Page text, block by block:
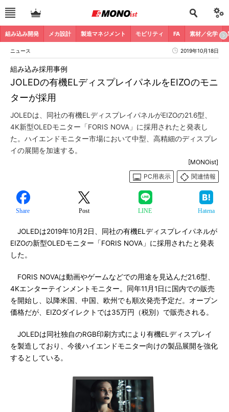
組み込み開発 メカ設計 製造マネジメント モビリティ FA 素材／化学
ニュース 2019年10月18日
JOLEDの有機ELディスプレイパネルをEIZOのモニ
ターが採用
組み込み採用事例
JOLEDは、同社の有機ELディスプレイパネルがEIZOの21.6型、
4K新型OLEDモニター「FORIS NOVA」に採用されたと発表し
た。ハイエンドモニター市場において中型、高精細のディスプレ
イの展開を加速する。
[MONOist]
PC用表示
関連情報
Share Post LINE Hatena
JOLEDは2019年10月2日、同社の有機ELディスプレイパネルが
EIZOの新型OLEDモニター「FORIS NOVA」に採用されたと発表
した。
FORIS NOVAは動画やゲームなどでの用途を見込んだ21.6型、
4Kエンターテインメントモニター。同年11月1日に国内での販売
を開始し、以降米国、中国、欧州でも順次発売予定だ。オープン
価格だが、EIZOダイレクトでは35万円（税別）で販売される。
JOLEDは同社独自のRGB印刷方式により有機ELディスプレイ
を製造しており、今後ハイエンドモニター向けの製品展開を強化
するとしている。